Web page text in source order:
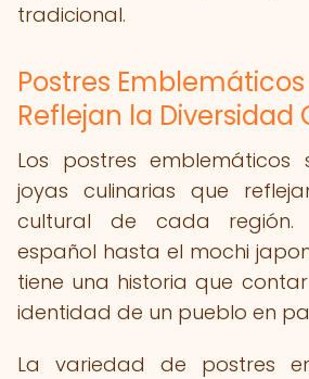
tradicional.
Postres
Reflejan la Diversidad
Los postres emblemáticos
joyas culinarias que
cultural de cada
español hasta el mochi
tiene una historia que
identidad de un pueblo en
La variedad de postres